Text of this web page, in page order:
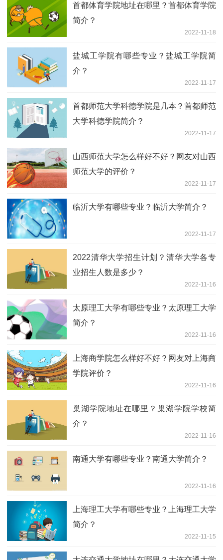
首都体育学院地址在哪里？首都体育学院
简介？
2022-11-18
盐城工学院有哪些专业？盐城工学院简
介？
2022-11-17
首都师范大学科德学院是几本？首都师范
大学科德学院简介？
2022-11-17
山西师范大学怎么样好不好？网友对山西
师范大学的评价？
2022-11-17
临沂大学有哪些专业？临沂大学简介？
2022-11-17
2022清华大学招生计划？清华大学各专
业招生人数是多少？
2022-11-16
太原理工大学有哪些专业？太原理工大学
简介？
2022-11-16
上海商学院怎么样好不好？网友对上海商
学院评价？
2022-11-16
巢湖学院地址在哪里？巢湖学院学校简
介？
2022-11-16
南通大学有哪些专业？南通大学简介？
2022-11-16
上海理工大学有哪些专业？上海理工大学
简介？
2022-11-15